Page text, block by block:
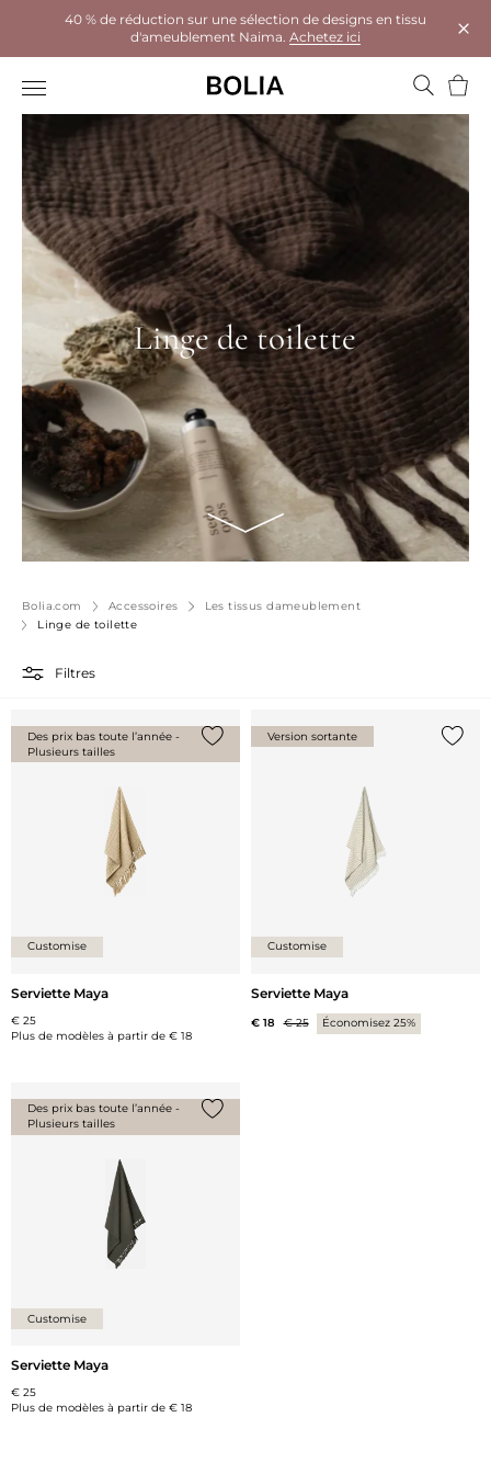
40 % de réduction sur une sélection de designs en tissu
d'ameublement Naima. Achetez ici
Linge de toilette
Bolia.com Accessoires
Les tissus dameublement
Linge de toilette
Filtres
Des prix bas toute l’année -
Plusieurs tailles
Ajouter {0} à la liste
Customise
Serviette Maya
€ 25
Plus de modèles à partir de € 18
Version sortante
Customise
Serviette Maya
€ 18 € 25 Économisez 25%
Des prix bas toute l’année -
Plusieurs tailles
Ajouter {0} à la liste
Customise
Serviette Maya
€ 25
Plus de modèles à partir de € 18